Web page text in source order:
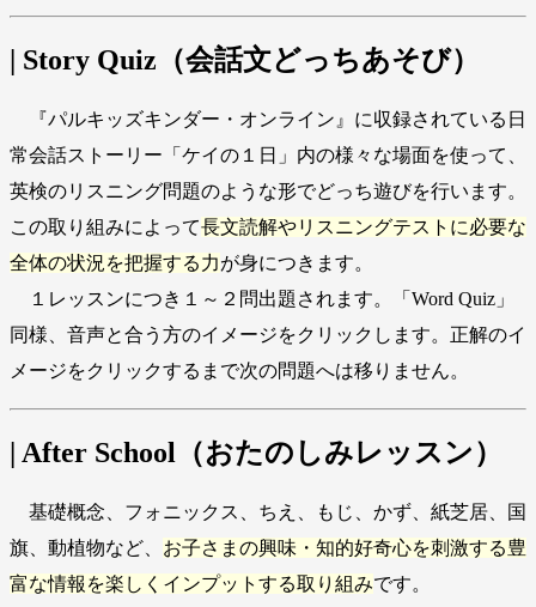
| Story Quiz（会話文どっちあそび）
『パルキッズキンダー・オンライン』に収録されている日
常会話ストーリー「ケイの１日」内の様々な場面を使って、
英検のリスニング問題のような形でどっち遊びを行います。
この取り組みによって長文読解やリスニングテストに必要な
全体の状況を把握する力が身につきます。
１レッスンにつき１～２問出題されます。「Word Quiz」
同様、音声と合う方のイメージをクリックします。正解のイ
メージをクリックするまで次の問題へは移りません。
| After School（おたのしみレッスン）
基礎概念、フォニックス、ちえ、もじ、かず、紙芝居、国
旗、動植物など、 お子さまの興味・知的好奇心を刺激する豊
富な情報を楽しくインプットする取り組みです。